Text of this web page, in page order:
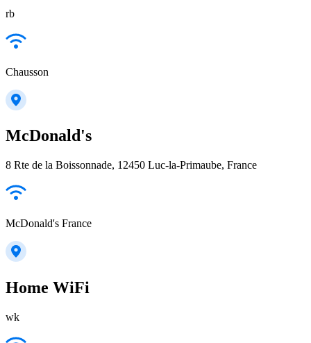
rb
Chausson
McDonald's
8 Rte de la Boissonnade, 12450 Luc-la-Primaube, France
McDonald's France
Home WiFi
wk